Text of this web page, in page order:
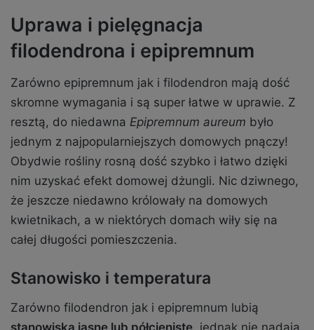
Uprawa i pielęgnacja
filodendrona i epipremnum
Zarówno epipremnum jak i filodendron mają dość
skromne wymagania i są super łatwe w uprawie. Z
resztą, do niedawna Epipremnum aureum było
jednym z najpopularniejszych domowych pnączy!
Obydwie rośliny rosną dość szybko i łatwo dzięki
nim uzyskać efekt domowej dżungli. Nic dziwnego,
że jeszcze niedawno królowały na domowych
kwietnikach, a w niektórych domach wiły się na
całej długości pomieszczenia.
Stanowisko i temperatura
Zarówno filodendron jak i epipremnum lubią
stanowiska jasne lub półcieniste , jednak nie nadają